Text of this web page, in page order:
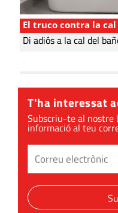
El truco contra la cal
Di adiós a la cal del
T'ha interessat
Subscriu-te al
informació al teu